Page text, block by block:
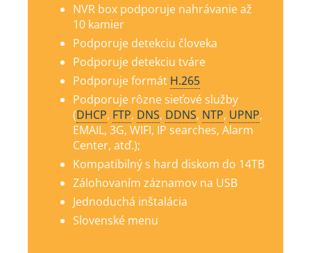
NVR box podporuje nahrávanie až
10 kamier
Podporuje detekciu človeka
Podporuje detekciu tváre
Podporuje formát H.265
Podporuje rôzne sieťové služby
(DHCP, FTP, DNS, DDNS, NTP, UPNP,
EMAIL, 3G, WIFI, IP searches, Alarm
Center, atď.);
Kompatibilný s hard diskom do 14TB
Zálohovaním záznamov na USB
Jednoduchá inštalácia
Slovenské menu